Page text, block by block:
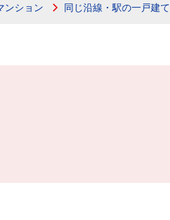
ンション 同じ沿線・駅の一戸建て